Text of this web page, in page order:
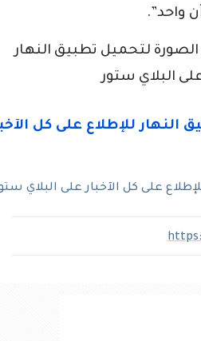
واحد”.
لتحميل تطبيق النهار
البلاي ستور
على كل الآخبار على البلاي